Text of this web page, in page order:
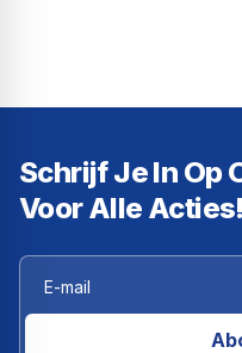
Schrijf Je In Op
Voor Alle Acties!